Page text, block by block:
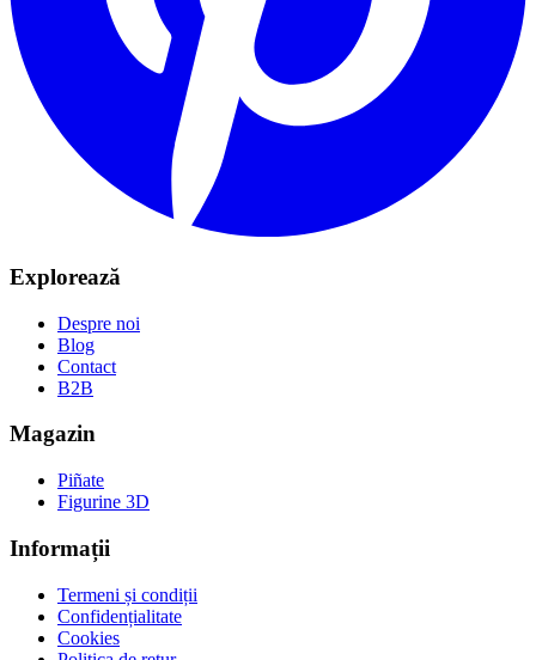
Explorează
Despre noi
Blog
Contact
B2B
Magazin
Piñate
Figurine 3D
Informații
Termeni și condiții
Confidențialitate
Cookies